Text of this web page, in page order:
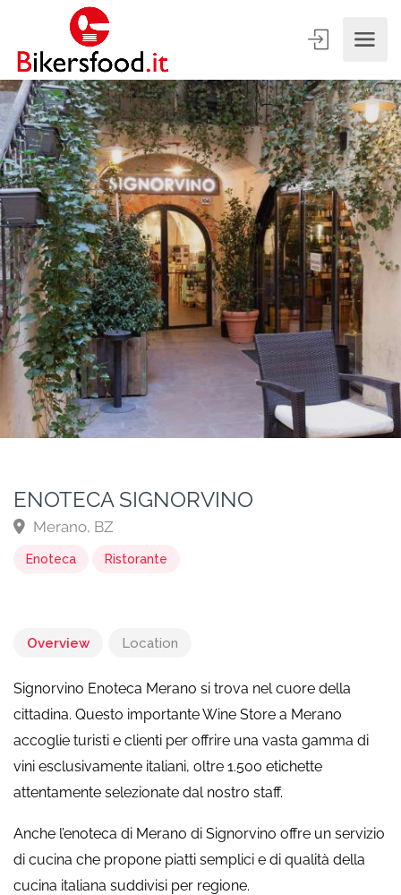
ENOTECA SIGNORVINO
Merano, BZ
Enoteca Ristorante
Overview Location
Signorvino Enoteca Merano si trova nel cuore della
cittadina. Questo importante Wine Store a Merano
accoglie turisti e clienti per offrire una vasta gamma di
vini esclusivamente italiani, oltre 1.500 etichette
attentamente selezionate dal nostro staff.
Anche l’enoteca di Merano di Signorvino offre un servizio
di cucina che propone piatti semplici e di qualità della
cucina italiana suddivisi per regione.